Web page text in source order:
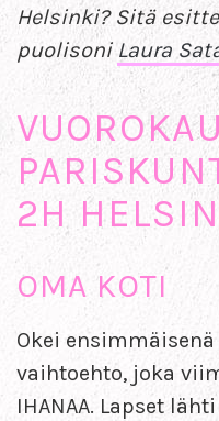
Helsinki? Sitä
puolisoni Laura
2H
OMA KOTI
Okei
vaihtoehto, joka
IHANAA. Lapset